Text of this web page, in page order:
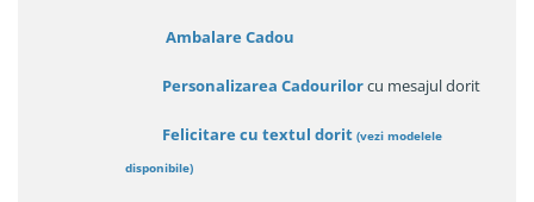
Ambalare Cadou
Personalizarea Cadourilorcu mesajul dorit
Felicitare cu textul dorit (vezi modelele
disponibile)